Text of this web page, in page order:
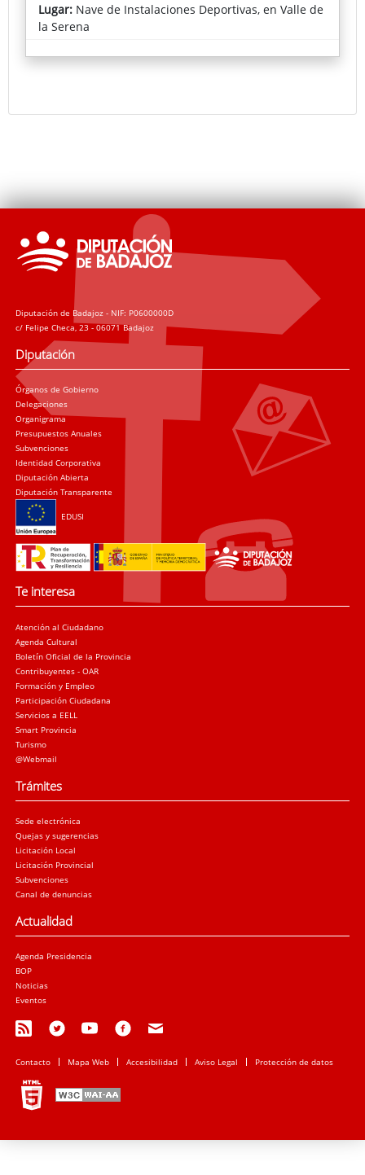
Lugar: Nave de Instalaciones Deportivas, en Valle de
la Serena
Diputación de Badajoz - NIF: P0600000D
c/ Felipe Checa, 23 - 06071 Badajoz
Diputación
Órganos de Gobierno
Delegaciones
Organigrama
Presupuestos Anuales
Subvenciones
Identidad Corporativa
Diputación Abierta
Diputación Transparente
EDUSI
Te interesa
Atención al Ciudadano
Agenda Cultural
Boletín Oficial de la Provincia
Contribuyentes - OAR
Formación y Empleo
Participación Ciudadana
Servicios a EELL
Smart Provincia
Turismo
@Webmail
Trámites
Sede electrónica
Quejas y sugerencias
Licitación Local
Licitación Provincial
Subvenciones
Canal de denuncias
Actualidad
Agenda Presidencia
BOP
Noticias
Eventos
Contacto Mapa Web Accesibilidad Aviso Legal Protección de datos